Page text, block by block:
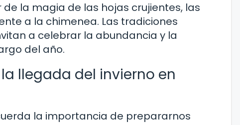
la magia de las hojas crujientes, las
a la chimenea. Las tradiciones
a celebrar la abundancia y la
del año.
llegada del invierno en
la importancia de prepararnos